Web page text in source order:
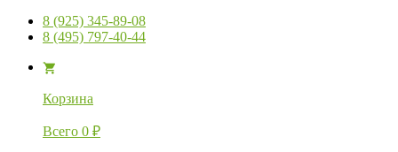
8 (925) 345-89-08
8 (495) 797-40-44
Корзина
Всего 0 ₽